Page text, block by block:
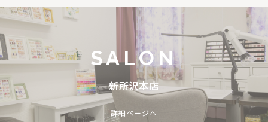
SALON
新所沢本店
詳細ページへ